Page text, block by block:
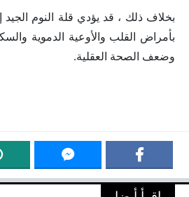
بخلاف ذلك ، قد يؤدي قلة النوم الجيد
بأمراض القلب والأوعية الدموية
وضعف الصحة العقلية.